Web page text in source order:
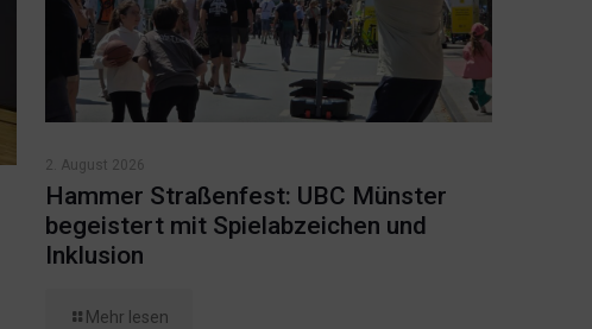
2. August 2026
Hammer Straßenfest: UBC Münster
begeistert mit Spielabzeichen und
Inklusion
Mehr lesen